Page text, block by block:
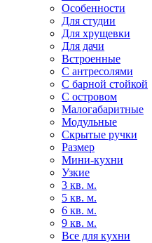
Особенности
Для студии
Для хрущевки
Для дачи
Встроенные
С антресолями
С барной стойкой
С островом
Малогабаритные
Модульные
Скрытые ручки
Размер
Мини-кухни
Узкие
3 кв. м.
5 кв. м.
6 кв. м.
9 кв. м.
Все для кухни